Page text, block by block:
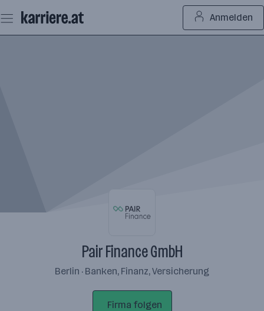
Seiteninhalt
springen
Anmelden
Pair Finance GmbH
Berlin · Banken, Finanz, Versicherung
Firma folgen